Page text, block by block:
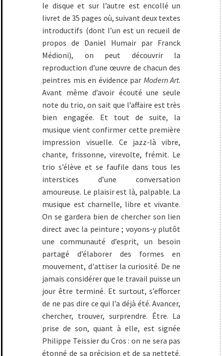
le disque et sur l’autre est encollé un
livret de 35 pages où, suivant deux textes
introductifs (dont l’un est un recueil de
propos de Daniel Humair par Franck
Médioni), on peut découvrir la
reproduction d’une œuvre de chacun des
peintres mis en évidence par Modern Art.
Avant même d’avoir écouté une seule
note du trio, on sait que l’affaire est très
bien engagée. Et tout de suite, la
musique vient confirmer cette première
impression visuelle. Ce jazz-là vibre,
chante, frissonne, virevolte, frémit. Le
trio s’élève et se faufile dans tous les
interstices d’une conversation
amoureuse. Le plaisir est là, palpable. La
musique est charnelle, libre et vivante.
On se gardera bien de chercher son lien
direct avec la peinture ; voyons-y plutôt
une communauté d’esprit, un besoin
partagé d’élaborer des formes en
mouvement, d'attiser la curiosité. De ne
jamais considérer que le travail puisse un
jour être terminé. Et surtout, s’efforcer
de ne pas dire ce qui l’a déjà été. Avancer,
chercher, trouver, surprendre. Être. La
prise de son, quant à elle, est signée
Philippe Teissier du Cros : on ne sera pas
étonné de sa précision et de sa netteté.